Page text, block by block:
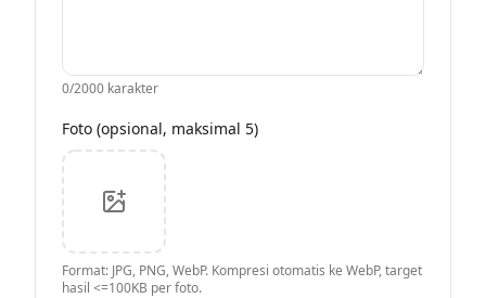
0/2000 karakter
Foto (opsional, maksimal 5)
Format: JPG, PNG, WebP. Kompresi otomatis ke WebP, target
hasil <=100KB per foto.